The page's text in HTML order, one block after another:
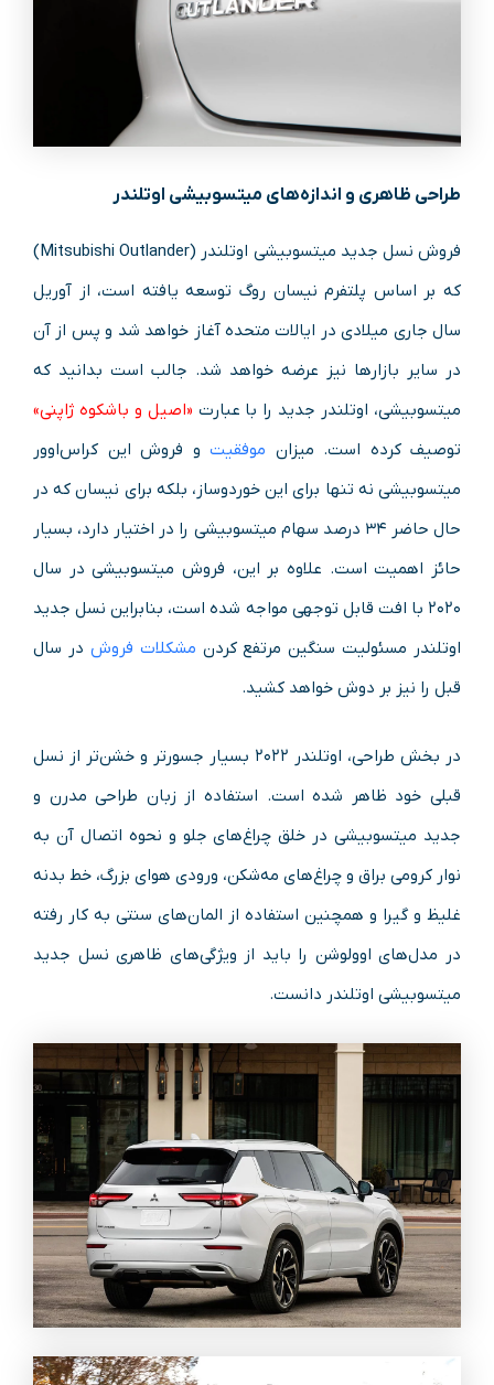
طراحی ظاهری و اندازه‌های میتسوبیشی اوتلندر
فروش نسل جدید میتسوبیشی اوتلندر (Mitsubishi Outlander)
که بر اساس پلتفرم نیسان روگ توسعه یافته است، از آوریل
سال جاری میلادی در ایالات متحده آغاز خواهد شد و پس از آن
در سایر بازارها نیز عرضه خواهد شد. جالب است بدانید که
میتسوبیشی، اوتلندر جدید را با عبارت «اصیل و باشکوه ژاپنی»
توصیف کرده است. میزان موفقیت و فروش این کراس‌اوور
میتسوبیشی نه تنها برای این خوردوساز، بلکه برای نیسان که در
حال حاضر ۳۴ درصد سهام میتسوبیشی را در اختیار دارد، بسیار
حائز اهمیت است. علاوه بر این، فروش میتسوبیشی در سال
۲۰۲۰ با افت قابل توجهی مواجه شده است، بنابراین نسل جدید
اوتلندر مسئولیت سنگین مرتفع کردن مشکلات فروش در سال
قبل را نیز بر دوش خواهد کشید.
در بخش طراحی، اوتلندر ۲۰۲۲ بسیار جسورتر و خشن‌تر از نسل
قبلی خود ظاهر شده است. استفاده از زبان طراحی مدرن و
جدید میتسوبیشی در خلق چراغ‌های جلو و نحوه اتصال آن به
نوار کرومی براق و چراغ‌های مه‌شکن، ورودی هوای بزرگ، خط بدنه
غلیظ و گیرا و همچنین استفاده از المان‌های سنتی به کار رفته
در مدل‌های اوولوشن را باید از ویژگی‌های ظاهری نسل جدید
میتسوبیشی اوتلندر دانست.